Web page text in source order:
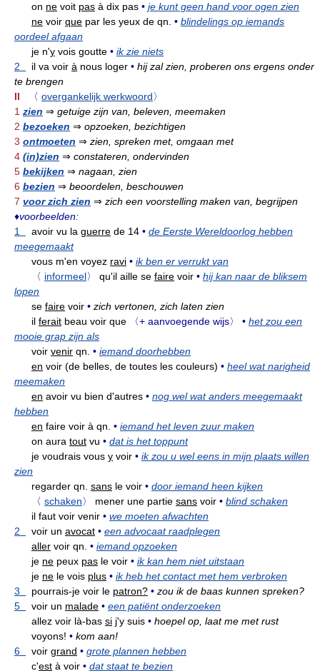
on ne voit pas à dix pas • je kunt geen hand voor ogen zien
ne voir que par les yeux de qn. • blindelings op iemands
oordeel afgaan
je n'y vois goutte • ik zie niets
2
il va voir à nous loger • hij zal zien, proberen ons ergens onder
te brengen
II
〈 overgankelijk werkwoord〉
1 zien ⇒ getuige zijn van, beleven, meemaken
2 bezoeken ⇒ opzoeken, bezichtigen
3 ontmoeten ⇒ zien, spreken met, omgaan met
4 (in)zien ⇒ constateren, ondervinden
5 bekijken ⇒ nagaan, zien
6 bezien ⇒ beoordelen, beschouwen
7 voor zich zien ⇒ zich een voorstelling maken van, begrijpen
♦voorbeelden:
1
avoir vu la guerre de 14 • de Eerste Wereldoorlog hebben
meegemaakt
vous m'en voyez ravi • ik ben er verrukt van
〈 informeel〉 qu'il aille se faire voir • hij kan naar de bliksem
lopen
se faire voir • zich vertonen, zich laten zien
il ferait beau voir que 〈+ aanvoegende wijs〉 • het zou een
mooie grap zijn als
voir venir qn. • iemand doorhebben
en voir (de belles, de toutes les couleurs) • heel wat narigheid
meemaken
en avoir vu bien d'autres • nog wel wat anders meegemaakt
hebben
en faire voir à qn. • iemand het leven zuur maken
on aura tout vu • dat is het toppunt
je voudrais vous y voir • ik zou u wel eens in mijn plaats willen
zien
regarder qn. sans le voir • door iemand heen kijken
〈 schaken〉 mener une partie sans voir • blind schaken
il faut voir venir • we moeten afwachten
2
voir un avocat • een advocaat raadplegen
aller voir qn. • iemand opzoeken
je ne peux pas le voir • ik kan hem niet uitstaan
je ne le vois plus • ik heb het contact met hem verbroken
3
pourrais-je voir le patron? • zou ik de baas kunnen spreken?
5
voir un malade • een patiënt onderzoeken
allez voir là-bas si j'y suis • hoepel op, laat me met rust
voyons! • kom aan!
6
voir grand • grote plannen hebben
c'est à voir • dat staat te bezien